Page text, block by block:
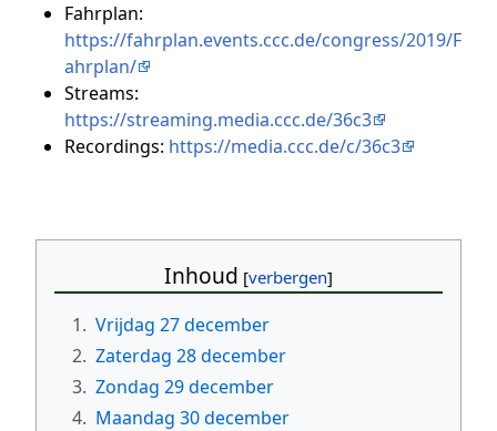
Fahrplan:
https://fahrplan.events.ccc.de/congress/2019/F
ahrplan/
Streams:
https://streaming.media.ccc.de/36c3
Recordings: https://media.ccc.de/c/36c3
Inhoud
1. Vrijdag 27 december
2. Zaterdag 28 december
3. Zondag 29 december
4. Maandag 30 december